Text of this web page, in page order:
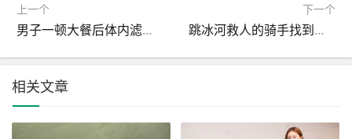
上一个
男子一顿大餐后体内滤出7斤油 医生：血脂超标30倍差点没命 ！
下一个
跳冰河救人的骑手找到了 美团送5000元见义勇为奖金 ！
相关文章